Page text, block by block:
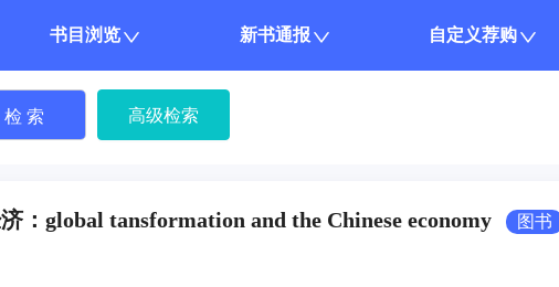
书目浏览 新书通报 自定义荐购
检 索 高级检索
：global tansformation and the Chinese economy 图书